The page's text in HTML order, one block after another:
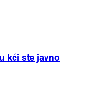
kći ste javno